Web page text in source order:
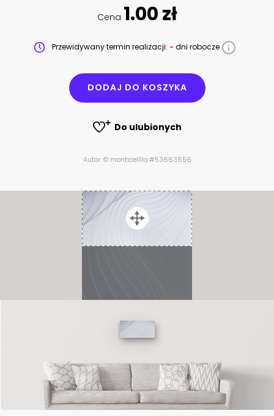
Cena 1.00 zł
Przewidywany termin realizacji: - dni robocze
DODAJ DO KOSZYKA
Do ulubionych
Autor: © monticellllo #53663656